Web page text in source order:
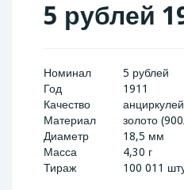
5 рублей
Номинал
5 рублей
Год
1911
Качество
Материал
золото
Диаметр
18,5 мм
Масса
4,30 г
Тираж
100 011